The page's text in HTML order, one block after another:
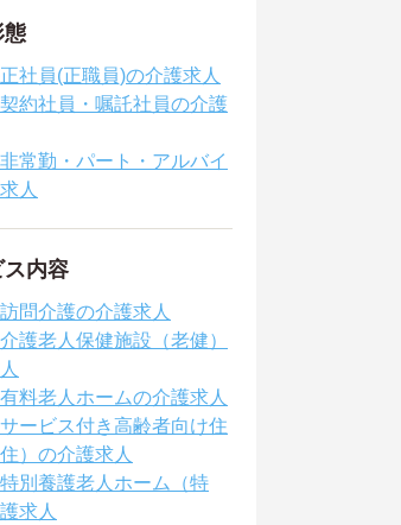
態
社員(正職員)の介護求人
約社員・嘱託社員の介護
常勤・パート・アルバイ
人
内容
問介護の介護求人
護老人保健施設（老健）
料老人ホームの介護求人
ービス付き高齢者向け住
）の介護求人
別養護老人ホーム（特
求人